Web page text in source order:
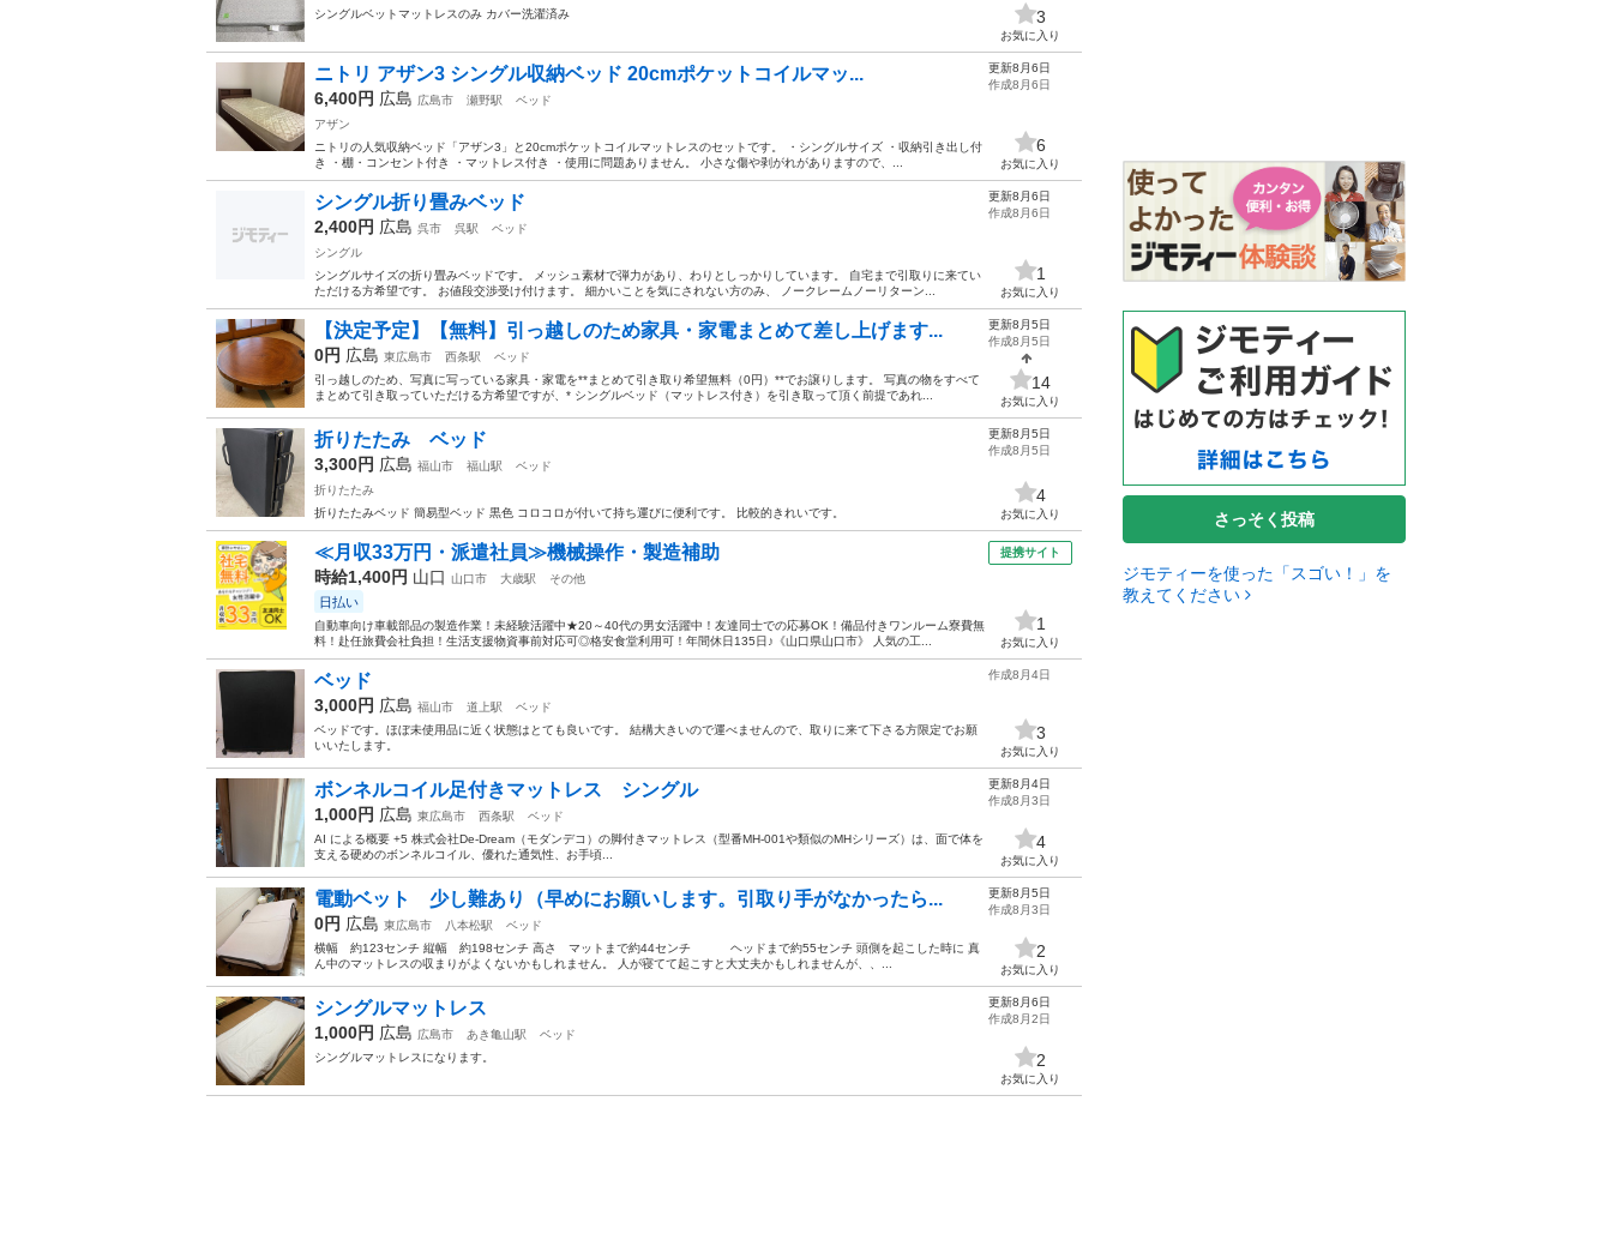
シングルベットマットレスのみ カバー洗濯済み
3
お気に入り
ニトリ アザン3 シングル収納ベッド 20cmポケットコイルマッ...
6,400円 広島 広島市 瀬野駅
ベッド
アザン
ニトリの人気収納ベッド「アザン3」と20cmポケットコイルマットレスのセットです。 ・シングルサイズ ・収納引き出し付
き ・棚・コンセント付き ・マットレス付き ・使用に問題ありません。 小さな傷や剥がれがありますので、...
更新8月6日
作成8月6日
6
お気に入り
シングル折り畳みベッド
2,400円 広島 呉市 呉駅
ベッド
シングル
シングルサイズの折り畳みベッドです。 メッシュ素材で弾力があり、わりとしっかりしています。 自宅まで引取りに来てい
ただける方希望です。 お値段交渉受け付けます。 細かいことを気にされない方のみ、 ノークレームノーリターン...
更新8月6日
作成8月6日
1
お気に入り
【決定予定】【無料】引っ越しのため家具・家電まとめて差し上げます...
0円 広島 東広島市 西条駅
ベッド
引っ越しのため、写真に写っている家具・家電を**まとめて引き取り希望無料（0円）**でお譲りします。 写真の物をすべて
まとめて引き取っていただける方希望ですが、* シングルベッド（マットレス付き）を引き取って頂く前提であれ...
更新8月5日
作成8月5日
14
お気に入り
折りたたみ ベッド
3,300円 広島 福山市 福山駅
ベッド
折りたたみ
折りたたみベッド 簡易型ベッド 黒色 コロコロが付いて持ち運びに便利です。 比較的きれいです。
更新8月5日
作成8月5日
4
お気に入り
≪月収33万円・派遣社員≫機械操作・製造補助
時給1,400円 山口 山口市 大歳駅 その他
日払い
自動車向け車載部品の製造作業！未経験活躍中★20～40代の男女活躍中！友達同士での応募OK！備品付きワンルーム寮費無
料！赴任旅費会社負担！生活支援物資事前対応可◎格安食堂利用可！年間休日135日♪《山口県山口市》 人気の工...
提携サイト
1
お気に入り
ベッド
3,000円 広島 福山市 道上駅
ベッド
ベッドです。ほぼ未使用品に近く状態はとても良いです。 結構大きいので運べませんので、取りに来て下さる方限定でお願
いいたします。
作成8月4日
3
お気に入り
ボンネルコイル足付きマットレス シングル
1,000円 広島 東広島市 西条駅
ベッド
AI による概要 +5 株式会社De-Dream（モダンデコ）の脚付きマットレス（型番MH-001や類似のMHシリーズ）は、面で体を
支える硬めのボンネルコイル、優れた通気性、お手頃...
更新8月4日
作成8月3日
4
お気に入り
電動ベット 少し難あり（早めにお願いします。引取り手がなかったら...
0円 広島 東広島市 八本松駅
ベッド
横幅 約123センチ 縦幅 約198センチ 高さ マットまで約44センチ ヘッドまで約55センチ 頭側を起こした時に 真
ん中のマットレスの収まりがよくないかもしれません。 人が寝てて起こすと大丈夫かもしれませんが、、...
更新8月5日
作成8月3日
2
お気に入り
シングルマットレス
1,000円 広島 広島市 あき亀山駅
ベッド
シングルマットレスになります。
更新8月6日
作成8月2日
2
お気に入り
さっそく投稿
ジモティーを使った「スゴい！」を
教えてください